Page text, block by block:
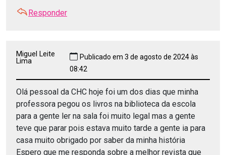
Responder
Miguel Leite
Lima
Publicado em 3 de agosto de 2024 às
08:42
Olá pessoal da CHC hoje foi um dos dias que minha
professora pegou os livros na biblioteca da escola
para a gente ler na sala foi muito legal mas a gente
teve que parar pois estava muito tarde a gente ia para
casa muito obrigado por saber da minha história
Espero que me responda sobre a melhor revista que